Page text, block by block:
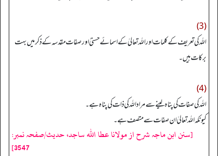
(3)
اللہ کی تعریف کے کلمات اور اللہ تعالیٰ کے اسمائےحسنیٰٰ اور صفات مقدسہ کے ذکر میں بہت
برکات ہیں۔
(4)
اللہ کی صفات کی پناہ لینے سے مراد اللہ کی ذات کی پناہ ہے۔
کیونکہ اللہ تعالیٰ ان صفات سے متصف ہے۔
[سنن ابن ماجہ شرح از مولانا عطا الله ساجد، حدیث/صفحہ نمبر:
3547]